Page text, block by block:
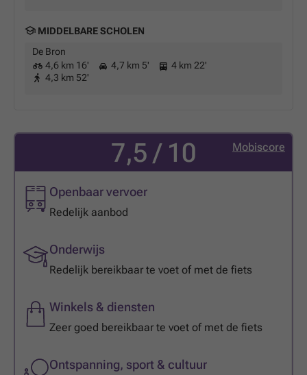
MIDDELBARE SCHOLEN
De Bron
4,6 km 16'
4,7 km 5'
4 km 22'
4,3 km 52'
Mobiscore
7,5 / 10
Openbaar vervoer
Redelijk aanbod
Onderwijs
Redelijk bereikbaar te voet of met de fiets
Winkels & diensten
Zeer goed bereikbaar te voet of met de fiets
Ontspanning, sport & cultuur